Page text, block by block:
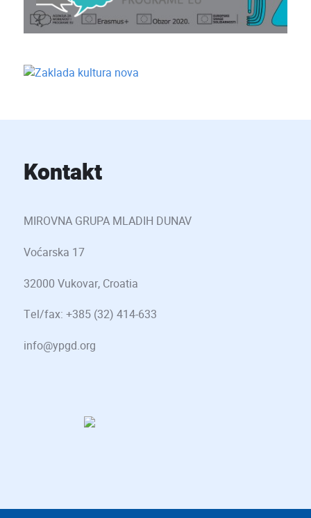
Kontakt
MIROVNA GRUPA MLADIH DUNAV
Voćarska 17
32000 Vukovar, Croatia
Tel/fax: +385 (32) 414-633
info@ypgd.org